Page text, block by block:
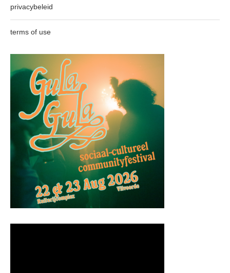
privacybeleid
terms of use